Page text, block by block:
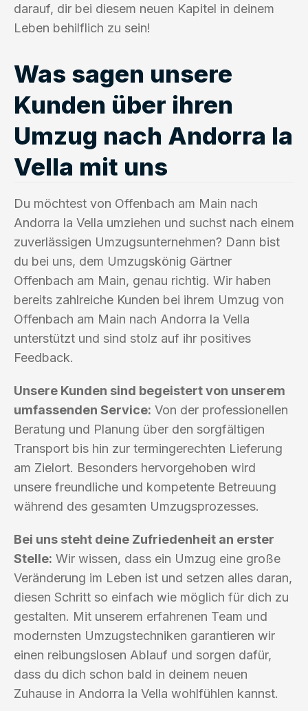
darauf, dir bei diesem neuen Kapitel in deinem
Leben behilflich zu sein!
Was sagen unsere
Kunden über ihren
Umzug nach Andorra la
Vella mit uns
Du möchtest von Offenbach am Main nach
Andorra la Vella umziehen und suchst nach einem
zuverlässigen Umzugsunternehmen? Dann bist
du bei uns, dem Umzugskönig Gärtner
Offenbach am Main, genau richtig. Wir haben
bereits zahlreiche Kunden bei ihrem Umzug von
Offenbach am Main nach Andorra la Vella
unterstützt und sind stolz auf ihr positives
Feedback.
Unsere Kunden sind begeistert von unserem
umfassenden Service: Von der professionellen
Beratung und Planung über den sorgfältigen
Transport bis hin zur termingerechten Lieferung
am Zielort. Besonders hervorgehoben wird
unsere freundliche und kompetente Betreuung
während des gesamten Umzugsprozesses.
Bei uns steht deine Zufriedenheit an erster
Stelle: Wir wissen, dass ein Umzug eine große
Veränderung im Leben ist und setzen alles daran,
diesen Schritt so einfach wie möglich für dich zu
gestalten. Mit unserem erfahrenen Team und
modernsten Umzugstechniken garantieren wir
einen reibungslosen Ablauf und sorgen dafür,
dass du dich schon bald in deinem neuen
Zuhause in Andorra la Vella wohlfühlen kannst.